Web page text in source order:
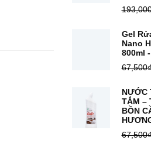
Gel
Nano
800ml
67,500₫
NƯỚC
TẮM –
BỒN
67,500₫